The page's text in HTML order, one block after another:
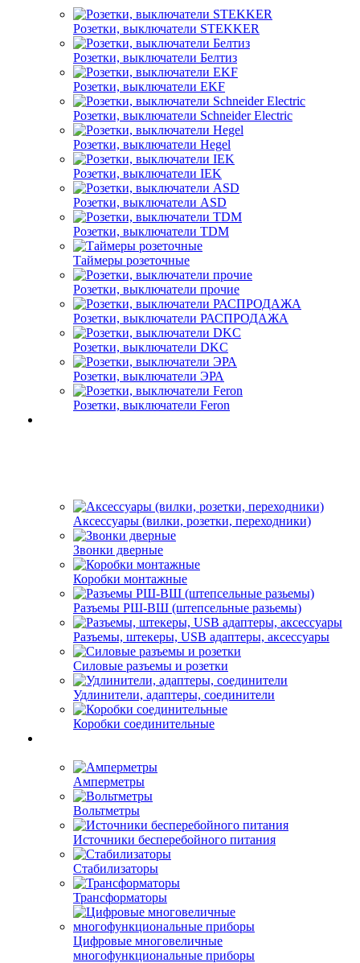
Розетки, выключатели STEKKER
Розетки, выключатели Белтиз
Розетки, выключатели EKF
Розетки, выключатели Schneider Electric
Розетки, выключатели Hegel
Розетки, выключатели IEK
Розетки, выключатели ASD
Розетки, выключатели TDM
Таймеры розеточные
Розетки, выключатели прочие
Розетки, выключатели РАСПРОДАЖА
Розетки, выключатели DKC
Розетки, выключатели ЭРА
Розетки, выключатели Feron
Аксессуары (вилки, розетки, переходники)
Звонки дверные
Коробки монтажные
Разъемы РШ-ВШ (штепсельные разьемы)
Разъемы, штекеры, USB адаптеры, аксессуары
Силовые разъемы и розетки
Удлинители, адаптеры, соединители
Коробки соединительные
Амперметры
Вольтметры
Источники бесперебойного питания
Стабилизаторы
Трансформаторы
Цифровые многовеличные
многофункциональные приборы